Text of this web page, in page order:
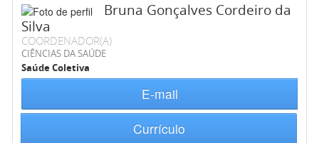
Bruna Gonçalves Cordeiro da
Silva
COORDENADOR(A)
CIÊNCIAS DA SAÚDE
Saúde Coletiva
E-mail
Currículo